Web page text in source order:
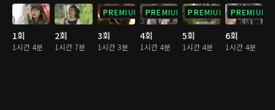
1회
1시간 4분
2회
1시간 7분
PREMIUM
3회
1시간 3분
PREMIUM
4회
1시간 4분
PREMIUM
5회
1시간 4분
PREMIUM
6회
1시간 4분